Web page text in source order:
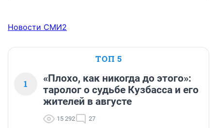
Новости СМИ2
ТОП 5
1
«Плохо, как никогда до этого»:
таролог о судьбе Кузбасса и его
жителей в августе
15 292 27